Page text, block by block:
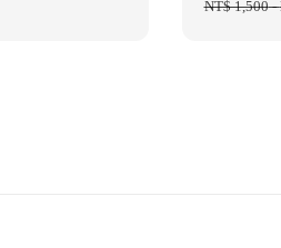
price
NT$ 1,500-